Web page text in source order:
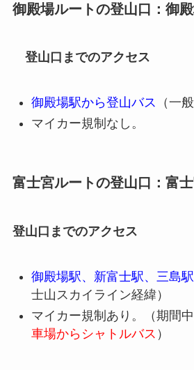
御殿場ルートの登山口：御
登山口までのアクセス
御殿場駅から登山バス
（一
マイカー規制なし。
富士宮ルートの登山口：富
登山口までのアクセス
御殿場駅、新富士駅、三島
士山スカイライン経緯）
マイカー規制あり。（期間中
車場からシャトルバス ）